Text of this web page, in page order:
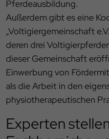
Pferdeausbildung.
Außerdem gibt es eine
„Voltigiergemeinschaft
deren drei
dieser Gemeinschaft
Einwerbung von
als die Arbeit in den
physiotherapeutischen
Experten